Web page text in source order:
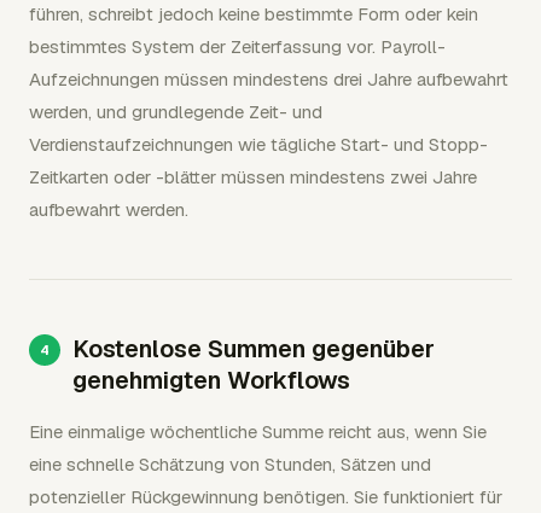
führen, schreibt jedoch keine bestimmte Form oder kein
bestimmtes System der Zeiterfassung vor. Payroll-
Aufzeichnungen müssen mindestens drei Jahre aufbewahrt
werden, und grundlegende Zeit- und
Verdienstaufzeichnungen wie tägliche Start- und Stopp-
Zeitkarten oder -blätter müssen mindestens zwei Jahre
aufbewahrt werden.
Kostenlose Summen gegenüber
genehmigten Workflows
Eine einmalige wöchentliche Summe reicht aus, wenn Sie
eine schnelle Schätzung von Stunden, Sätzen und
potenzieller Rückgewinnung benötigen. Sie funktioniert für